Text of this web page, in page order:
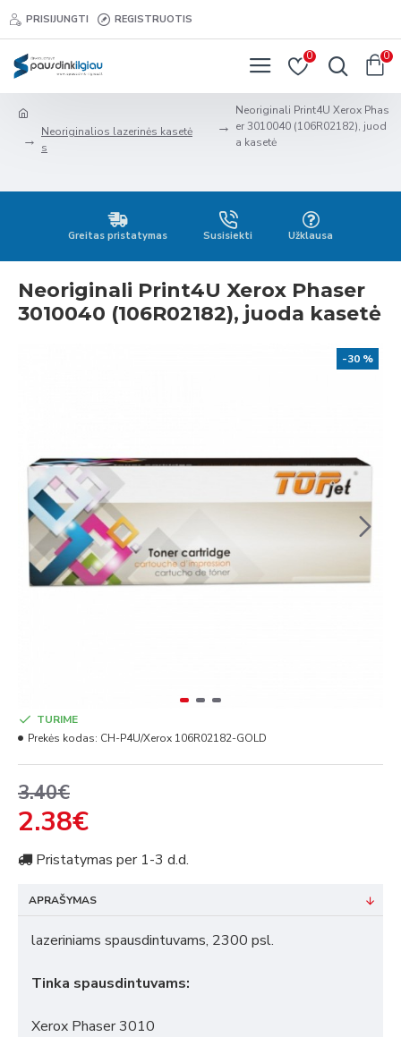
PRISIJUNGTI REGISTRUOTIS
0 0
Neoriginalios lazerinės kasetė
s
Neoriginali Print4U Xerox Phas
er 3010040 (106R02182), juod
a kasetė
Greitas pristatymas Susisiekti Užklausa
Neoriginali Print4U Xerox Phaser
3010040 (106R02182), juoda kasetė
-30 %
3.40€
2.38€
TURIME
Prekės kodas: CH-P4U/Xerox 106R02182-GOLD
Pristatymas per 1-3 d.d.
APRAŠYMAS
lazeriniams spausdintuvams, 2300 psl.
Tinka spausdintuvams:
Xerox Phaser 3010